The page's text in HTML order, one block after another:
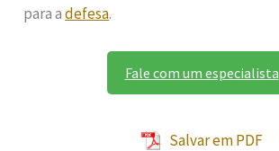
para adefesa.
Fale com um especialista
Salvar em PDF